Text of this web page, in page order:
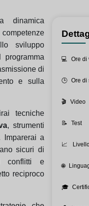
dinamica
sviluppo
di
e sulla
tecniche
, strumenti
a
sicuri di
i conflitti e
reciproco
💻 Ore di
🕒 Ore di
🎬 Video
📝 Test
📈
🌐
🎓